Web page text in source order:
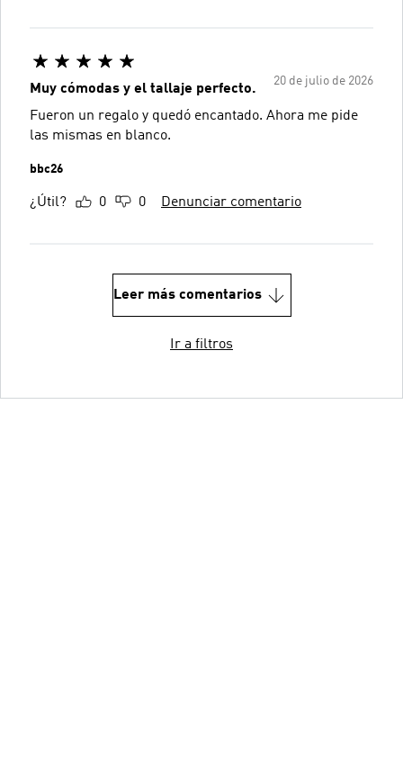
20 de julio de 2026
Muy cómodas y el tallaje perfecto.
Fueron un regalo y quedó encantado. Ahora me pide
las mismas en blanco.
bbc26
¿Útil? 0 0 Denunciar comentario
Leer más comentarios
Ir a filtros